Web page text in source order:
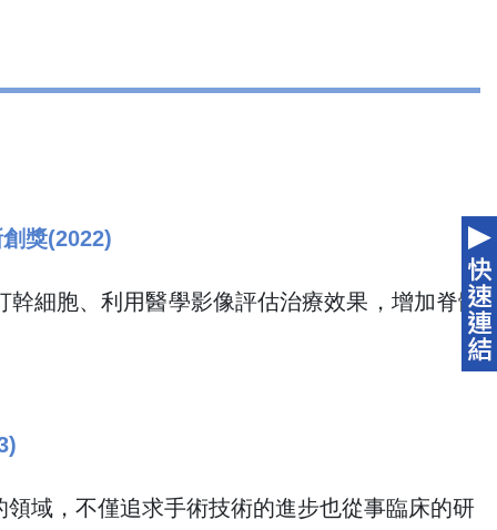
獎(2022)
細胞、利用醫學影像評估治療效果，增加脊髓
域，不僅追求手術技術的進步也從事臨床的研